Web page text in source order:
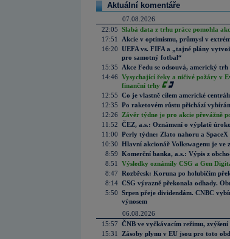
Aktuální komentáře
07.08.2026
22:05 Slabá data z trhu práce pomohla
17:51
Akcie v optimismu, průmysl v
16:20 UEFA vs. FIFA a „tajné plány
pro samotný fotbal“
15:35
Akce Fedu se odsouvá, americký
14:46 Vysychající řeky a ničivé požáry v
finanční trhy
12:55 Co je vlastně cílem americké
12:35 Po raketovém růstu přichází
12:26
Závěr týdne je pro akcie převážně
11:52 ČEZ, a.s.: Oznámení o výplatě
11:00 Perly týdne: Zlato nahoru a
10:30 Hlavní akcionář Volkswagenu je
8:59 Komerční banka, a.s.: Výpis z
8:51
Výsledky oznámily CSG a Gen
8:47 Rozbřesk: Koruna po holubičím
8:14 CSG výrazně překonala odhady.
5:50 Srpen přeje dividendám. CNBC
výnosem
06.08.2026
15:57 ČNB ve vyčkávacím režimu, zvýšení
15:31
Zásoby plynu v EU jsou pro toto